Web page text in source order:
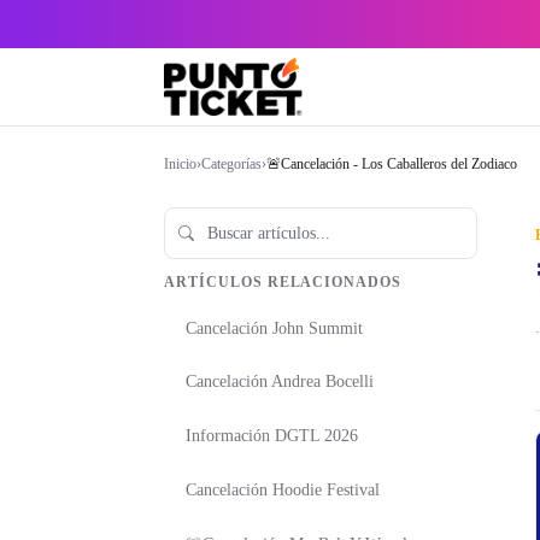
Inicio›Categorías›🚨Cancelación - Los Caballeros del Zodiaco
ARTÍCULOS RELACIONADOS
Cancelación John Summit
Cancelación Andrea Bocelli
Información DGTL 2026
Cancelación Hoodie Festival
·